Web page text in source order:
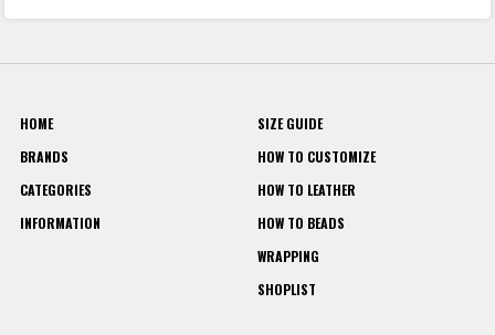
HOME
BRANDS
CATEGORIES
INFORMATION
SIZE GUIDE
HOW TO CUSTOMIZE
HOW TO LEATHER
HOW TO BEADS
WRAPPING
SHOPLIST